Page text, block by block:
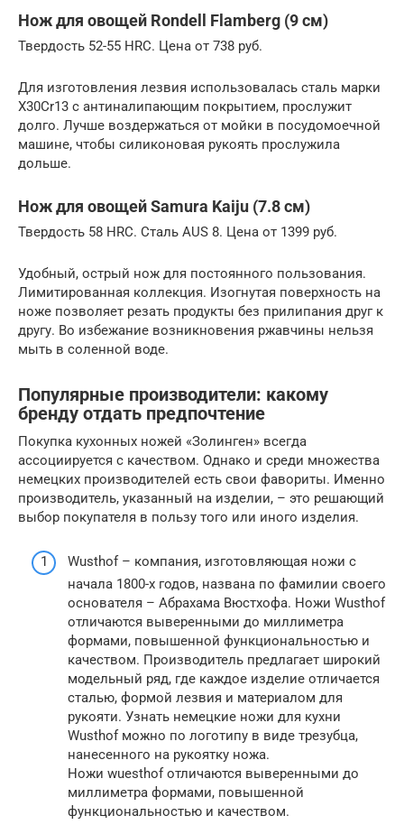
Нож для овощей Rondell Flamberg (9 см)
Твердость 52-55 HRC. Цена от 738 руб.
Для изготовления лезвия использовалась сталь марки
X30Cr13 с антиналипающим покрытием, прослужит
долго. Лучше воздержаться от мойки в посудомоечной
машине, чтобы силиконовая рукоять прослужила
дольше.
Нож для овощей Samura Kaiju (7.8 см)
Твердость 58 HRC. Сталь AUS 8. Цена от 1399 руб.
Удобный, острый нож для постоянного пользования.
Лимитированная коллекция. Изогнутая поверхность на
ноже позволяет резать продукты без прилипания друг к
другу. Во избежание возникновения ржавчины нельзя
мыть в соленной воде.
Популярные производители: какому
бренду отдать предпочтение
Покупка кухонных ножей «Золинген» всегда
ассоциируется с качеством. Однако и среди множества
немецких производителей есть свои фавориты. Именно
производитель, указанный на изделии, – это решающий
выбор покупателя в пользу того или иного изделия.
Wusthof – компания, изготовляющая ножи с
начала 1800-х годов, названа по фамилии своего
основателя – Абрахама Вюстхофа. Ножи Wusthof
отличаются выверенными до миллиметра
формами, повышенной функциональностью и
качеством. Производитель предлагает широкий
модельный ряд, где каждое изделие отличается
сталью, формой лезвия и материалом для
рукояти. Узнать немецкие ножи для кухни
Wusthof можно по логотипу в виде трезубца,
нанесенного на рукоятку ножа.
Ножи wuesthof отличаются выверенными до
миллиметра формами, повышенной
функциональностью и качеством.